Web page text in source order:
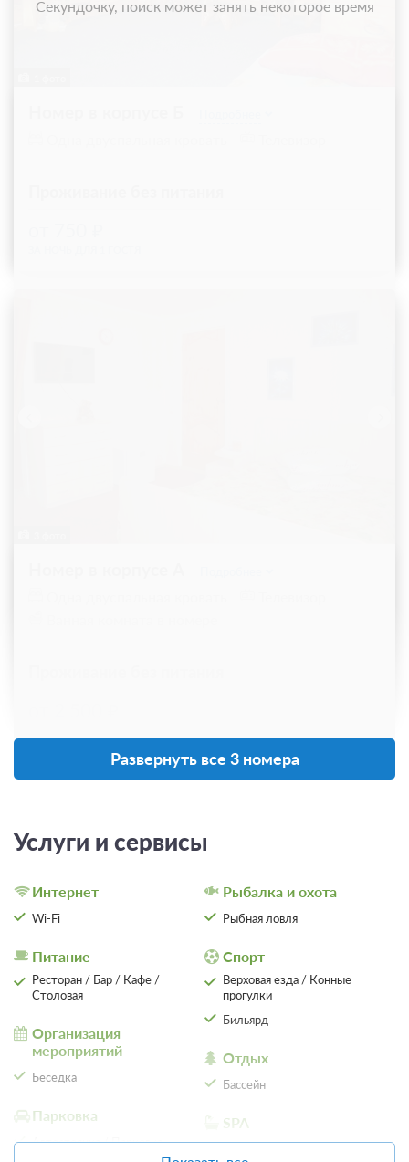
Номер в коттедже Подробнее
Одна двуспальная кровать
Проживание без питания
Развернуть все 3 номера
Услуги и сервисы
Интернет
Wi-Fi
Питание
Ресторан / Бар / Кафе /
Столовая
Организация
мероприятий
Беседка
Парковка
Автостоянка / Парковка
Рыбалка и охота
Рыбная ловля
Спорт
Верховая езда / Конные
прогулки
Бильярд
Отдых
Бассейн
SPA